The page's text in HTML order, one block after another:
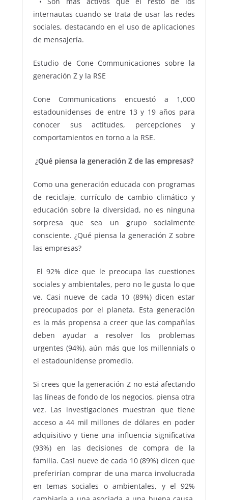
internautas cuando se trata de usar las redes
sociales, destacando en el uso de aplicaciones
de mensajería.
Estudio de Cone Communicaciones sobre la
generación Z y la RSE
Cone Communications encuestó a 1,000
estadounidenses de entre 13 y 19 años para
conocer sus actitudes, percepciones y
comportamientos en torno a la RSE.
¿Qué piensa la generación Z de las empresas?
Como una generación educada con programas
de reciclaje, currículo de cambio climático y
educación sobre la diversidad, no es ninguna
sorpresa que sea un grupo socialmente
consciente. ¿Qué piensa la generación Z sobre
las empresas?
El 92% dice que le preocupa las cuestiones
sociales y ambientales, pero no le gusta lo que
ve. Casi nueve de cada 10 (89%) dicen estar
preocupados por el planeta. Esta generación
es la más propensa a creer que las compañías
deben ayudar a resolver los problemas
urgentes (94%), aún más que los millennials o
el estadounidense promedio.
Si crees que la generación Z no está afectando
las líneas de fondo de los negocios, piensa otra
vez. Las investigaciones muestran que tiene
acceso a 44 mil millones de dólares en poder
adquisitivo y tiene una influencia significativa
(93%) en las decisiones de compra de la
familia. Casi nueve de cada 10 (89%) dicen que
preferirían comprar de una marca involucrada
en temas sociales o ambientales, y el 92%